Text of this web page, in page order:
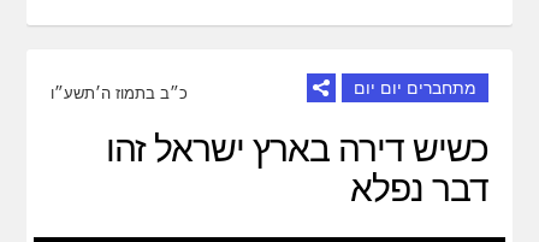
מתחברים יום יום כ״ב בתמוז ה׳תשע״ו
כשיש דירה בארץ ישראל זהו
דבר נפלא